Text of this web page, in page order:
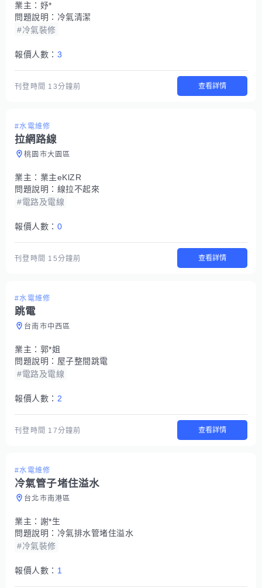
業主： 妤*
問題說明： 冷氣清潔
#冷氣裝修
報價人數： 3
刊登時間 13分鐘前 查看詳情
#水電維修
拉網路線
桃園市大園區
業主： 業主eKlZR
問題說明： 線拉不起來
#電路及電線
報價人數： 0
刊登時間 15分鐘前 查看詳情
#水電維修
跳電
台南市中西區
業主： 郭*姐
問題說明： 屋子整間跳電
#電路及電線
報價人數： 2
刊登時間 17分鐘前 查看詳情
#水電維修
冷氣管子堵住溢水
台北市南港區
業主： 謝*生
問題說明： 冷氣排水管堵住溢水
#冷氣裝修
報價人數： 1